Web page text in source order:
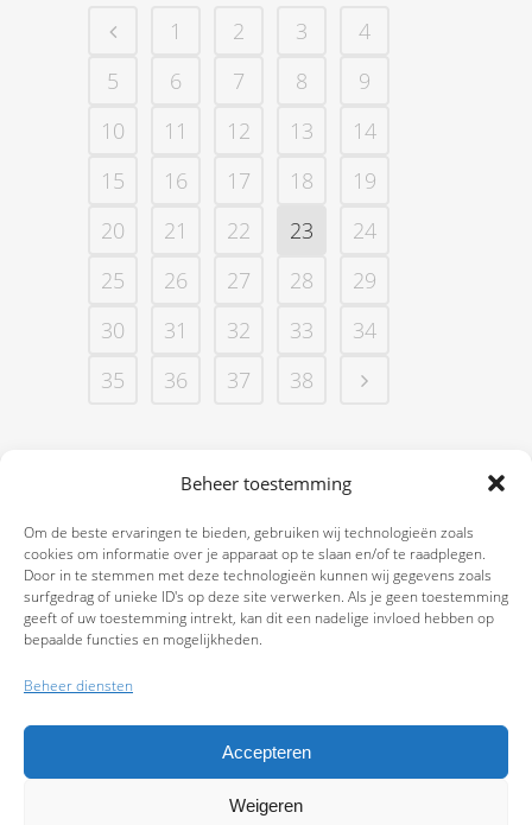
Beheer toestemming
Om de beste ervaringen te bieden, gebruiken wij technologieën zoals
cookies om informatie over je apparaat op te slaan en/of te raadplegen.
Door in te stemmen met deze technologieën kunnen wij gegevens zoals
surfgedrag of unieke ID's op deze site verwerken. Als je geen toestemming
geeft of uw toestemming intrekt, kan dit een nadelige invloed hebben op
bepaalde functies en mogelijkheden.
Beheer diensten
Accepteren
Weigeren
1 2 3
4
5
6 7 8
9
10
11 12 13
14
15
16 17 18
19
20
21 22 23
24
25
26 27 28
29
30
31 32 33
34
35
36 37 38